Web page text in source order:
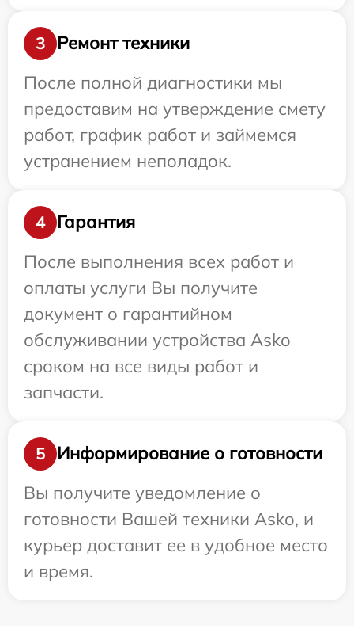
3
Ремонт техники
После полной диагностики мы
предоставим на утверждение смету
работ, график работ и займемся
устранением неполадок.
4
Гарантия
После выполнения всех работ и
оплаты услуги Вы получите
документ о гарантийном
обслуживании устройства Asko
сроком на все виды работ и
запчасти.
5
Информирование о готовности
Вы получите уведомление о
готовности Вашей техники Asko, и
курьер доставит ее в удобное место
и время.